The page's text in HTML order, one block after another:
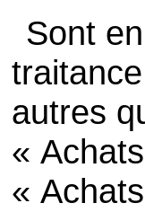
Sont
autres
«
«